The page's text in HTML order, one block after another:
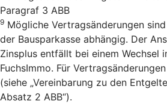
Paragraf 3 ABB
9 Mögliche Vertragsänderungen
der Bausparkasse abhängig. Der
Zinsplus entfällt bei einem Wechsel
FuchsImmo. Für
(siehe „Vereinbarung zu den
Absatz 2 ABB“).